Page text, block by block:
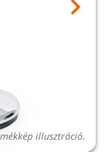
illusztráció.